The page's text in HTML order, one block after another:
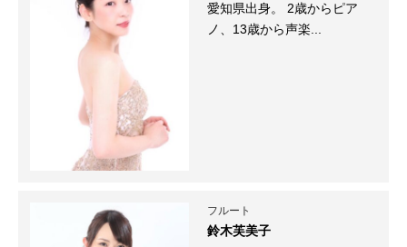
愛知県出身。 2歳からピア
ノ、13歳から声楽...
フルート
鈴木芙美子